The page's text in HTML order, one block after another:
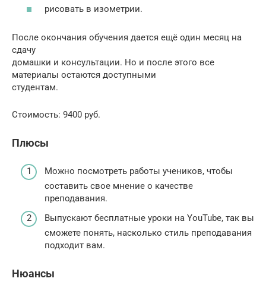
рисовать в изометрии.
После окончания обучения дается ещё один месяц на
сдачу
домашки и консультации. Но и после этого все
материалы остаются доступными
студентам.
Стоимость: 9400 руб.
Плюсы
Можно посмотреть работы учеников, чтобы
составить свое мнение о качестве
преподавания.
Выпускают бесплатные уроки на YouTube, так вы
сможете понять, насколько стиль преподавания
подходит вам.
Нюансы